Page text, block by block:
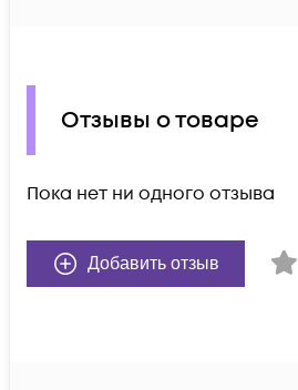
Отзывы о товаре
Пока нет ни одного отзыва
Добавить отзыв